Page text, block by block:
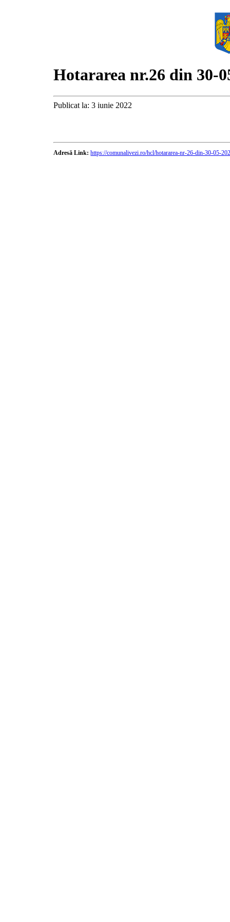
Hotararea nr.26 din 30-
Publicat la: 3 iunie 2022
Adresă Link: https://comunalivezi.ro/hcl/hotararea-nr-26-din-30-05-